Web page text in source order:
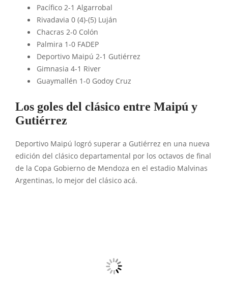
Pacífico 2-1 Algarrobal
Rivadavia 0 (4)-(5) Luján
Chacras 2-0 Colón
Palmira 1-0 FADEP
Deportivo Maipú 2-1 Gutiérrez
Gimnasia 4-1 River
Guaymallén 1-0 Godoy Cruz
Los goles del clásico entre Maipú y
Gutiérrez
Deportivo Maipú logró superar a Gutiérrez en una nueva
edición del clásico departamental por los octavos de final
de la Copa Gobierno de Mendoza en el estadio Malvinas
Argentinas, lo mejor del clásico acá.